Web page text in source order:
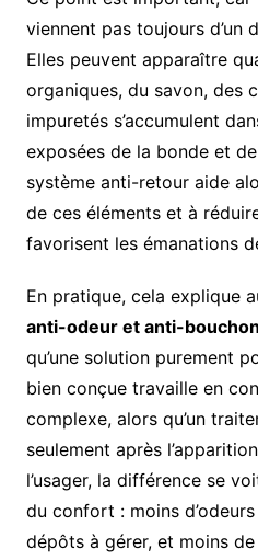
viennent pas toujours d’un
Elles peuvent apparaître
organiques, du savon, des
impuretés s’accumulent
exposées de la bonde et
système anti-retour aide
de ces éléments et à
favorisent les émanations
En pratique, cela explique
anti-odeur et anti-bouchon
qu’une solution purement
bien conçue travaille en
complexe, alors qu’un
seulement après
l’usager, la différence se
du confort : moins
dépôts à gérer, et moins